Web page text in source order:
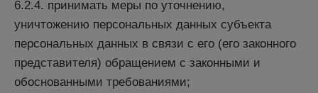
6.2.4. принимать меры по уточнению,
уничтожению персональных данных субъекта
персональных данных в связи с его (его законного
представителя) обращением с законными и
обоснованными требованиями;